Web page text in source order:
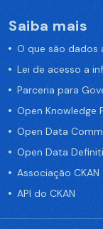
Saiba mais
O que são dados
Lei de acesso a
Parceria para
Open Knowledge
Open Data
Open Data
Associação CKAN
API do CKAN